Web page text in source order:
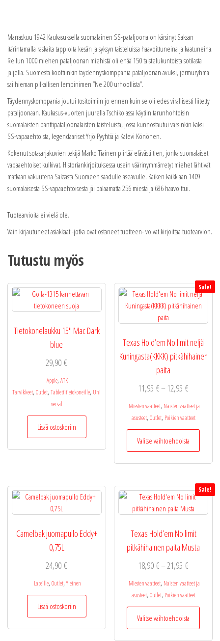
Marraskuu 1942 Kaukasuksella suomalainen SS-pataljoona on kärsinyt Saksan
itärintamalla raskaita tappioita kesän ja syksyn taisteluissa haavoittuneina ja kaatuneina.
Reilun 1000 miehen pataljoonan miehistä oli enää 150 taistelukuntoista sotilasta
jäljellä. Suomesta koottiinkin täydennyskomppania pataljoonan avuksi, jermuryhmä
sai hieman pilkallisen lempinimen ”Ne 200 urhoollista”.
Täydennyskomppania joutui tositoimiin jo ennen kuin se oli edes virallisesti liitetty
pataljoonaan. Kaukasus-vuorten juurella Tschikolassa käytiin tarunhohtoisin
suomalaisten panttipataljoonalaisten taisteluista, jossa kunnostautui varsinkin kaksi
SS-vapaaehtoista, legendaariset Yrjö Pyyhtiä ja Kalevi Könönen.
Kokenut sotasarjakuvien tekijä Marko Tiainen piirtää elävästi tien, jonka suomalaiset
vapaaehtoiset kulkivat. Historiankirjoituksessa usein väärinymmärretyt miehet lähtivät
matkaan vakuutena Saksasta Suomeen saadulle aseavulle. Kaiken kaikkiaan 1409
suomalaisesta SS-vapaaehtoisesta jäi palaamatta 256 miestä ja 686 haavoittui.
Tuotearvioita ei vielä ole.
Vain kirjautuneet asiakkaat -jotka ovat ostaneet tuotteen- voivat kirjoittaa tuotearvion.
Tutustu myös
Tietokonelaukku 15″ Mac Dark
blue
29,90€
Apple, ATK
Tarvikkeet, Outlet, Tablettitietokoneille, Uni
versal
Lisää ostoskoriin
Sale!
Texas Hold’em No limit neljä
Kuningasta(KKKK) pitkähihainen
paita
11,95€– 12,95€
11,95 €
-
12,95 €
Miesten vaatteet, Naisten vaatteet ja
asusteet, Outlet, Poikien vaatteet
Valitse vaihtoehdoista
Tällä
Voit
valinnat
Camelbak juomapullo Eddy+
0,75L
24,90€
Lapsille, Outlet, Yleinen
Lisää ostoskoriin
Sale!
Texas Hold’em No limit
pitkähihainen paita Musta
18,90€–21,95€
18,90 €
-
21,95 €
Miesten vaatteet, Naisten vaatteet ja
asusteet, Outlet, Poikien vaatteet
Valitse vaihtoehdoista
Tällä